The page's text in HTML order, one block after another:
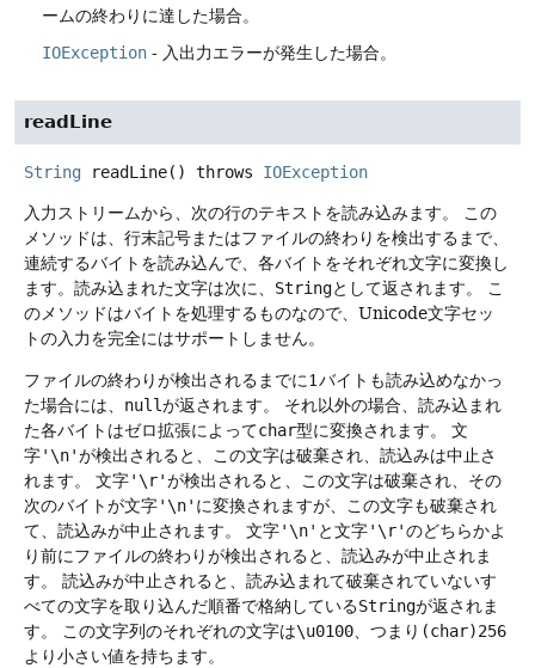
ームの終わりに達した場合。
IOException - 入出力エラーが発生した場合。
readLine
String readLine() throws IOException
入力ストリームから、次の行のテキストを読み込みます。
この
メソッドは、行末記号またはファイルの終わりを検出するまで、
連続するバイトを読み込んで、各バイトをそれぞれ文字に変換し
ます。読み込まれた文字は次に、 Stringとして返されます。
こ
のメソッドはバイトを処理するものなので、Unicode文字セッ
トの入力を完全にはサポートしません。
ファイルの終わりが検出されるまでに1バイトも読み込めなかっ
た場合には、 nullが返されます。
それ以外の場合、読み込まれ
た各バイトはゼロ拡張によってchar型に変換されます。
文
字'\n'が検出されると、この文字は破棄され、読込みは中止さ
れます。
文字'\r'が検出されると、この文字は破棄され、その
次のバイトが文字'\n' に変換されますが、この文字も破棄され
て、読込みが中止されます。
文字'\n' と文字'\r'のどちらかよ
り前にファイルの終わりが検出されると、読込みが中止されま
す。
読込みが中止されると、読み込まれて破棄されていないす
べての文字を取り込んだ順番で格納しているStringが返されま
す。
この文字列のそれぞれの文字は\u0100、つまり (char)256
より小さい値を持ちます。